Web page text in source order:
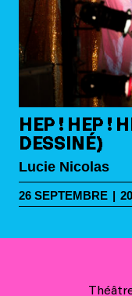
HEP ! HEP !
DESSINÉ)
Lucie Nicolas
26 SEPTEMBRE |